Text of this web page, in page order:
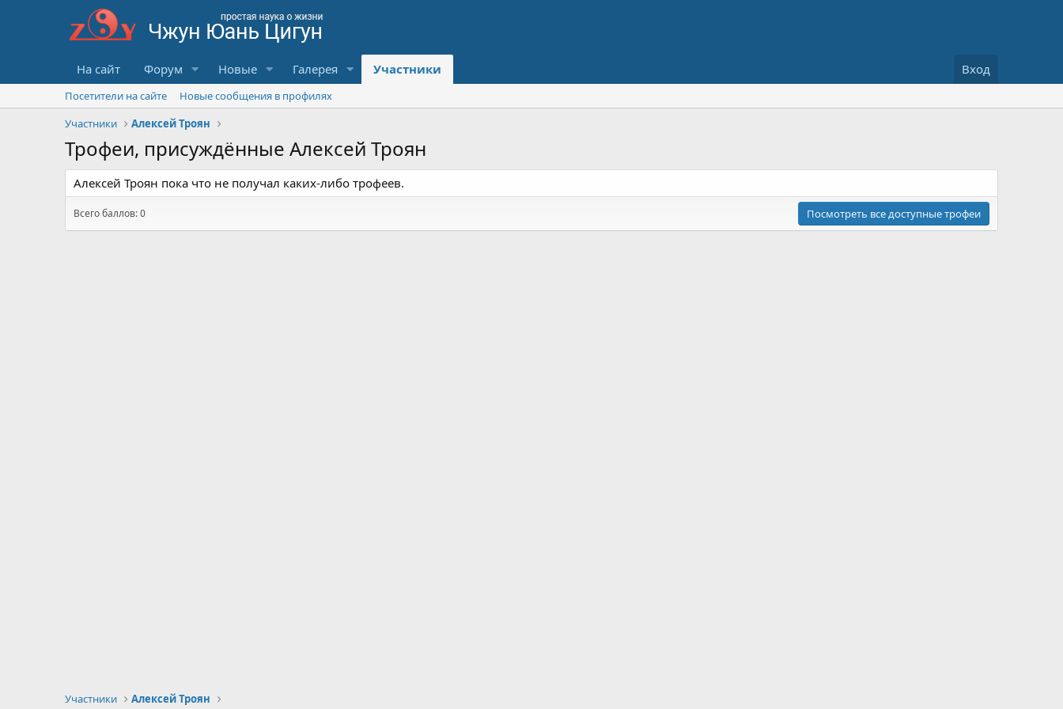
На сайт Форум Новые Галерея Участники Вход
Посетители на сайте
Новые сообщения в профилях
Участники
Алексей Троян
Трофеи, присуждённые Алексей Троян
Алексей Троян пока что не получал каких-либо трофеев.
Всего баллов: 0 Посмотреть все доступные трофеи
Участники Алексей Троян